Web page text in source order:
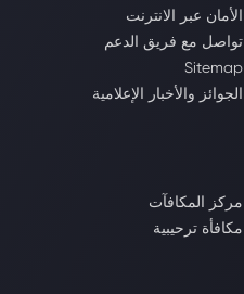
الأمان عبر الانترنت
تواصل مع فريق الدعم
Sitemap
الجوائز والأخبار الإعلامية
مركز المكافآت
مكافأة ترحيبية